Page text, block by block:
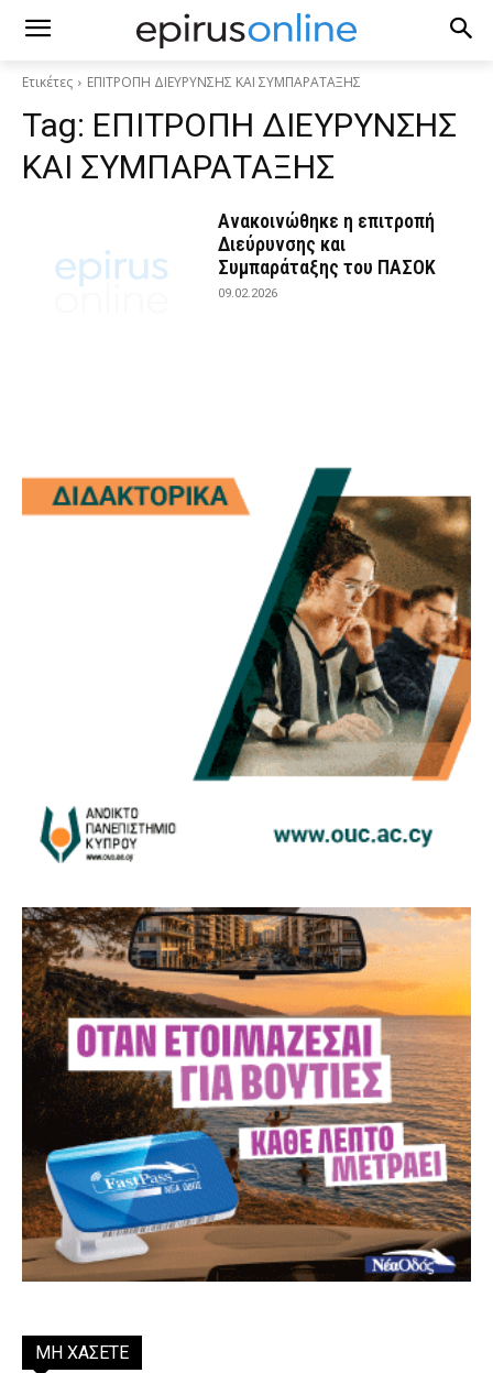
Ετικέτες ΕΠΙΤΡΟΠΗ ΔΙΕΥΡΥΝΣΗΣ ΚΑΙ ΣΥΜΠΑΡΑΤΑΞΗΣ
Tag: ΕΠΙΤΡΟΠΗ ΔΙΕΥΡΥΝΣΗΣ
ΚΑΙ ΣΥΜΠΑΡΑΤΑΞΗΣ
Ανακοινώθηκε η επιτροπή
Διεύρυνσης και
Συμπαράταξης του ΠΑΣΟΚ
09.02.2026
ΜΗ ΧΑΣΕΤΕ